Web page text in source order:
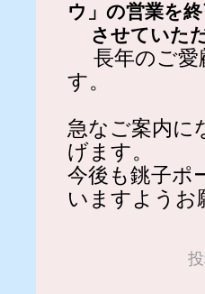
ウ」の営業を終
させていただ
長年のご愛
す。
急なご案内に
げます。
今後も銚子ポ
いますようお